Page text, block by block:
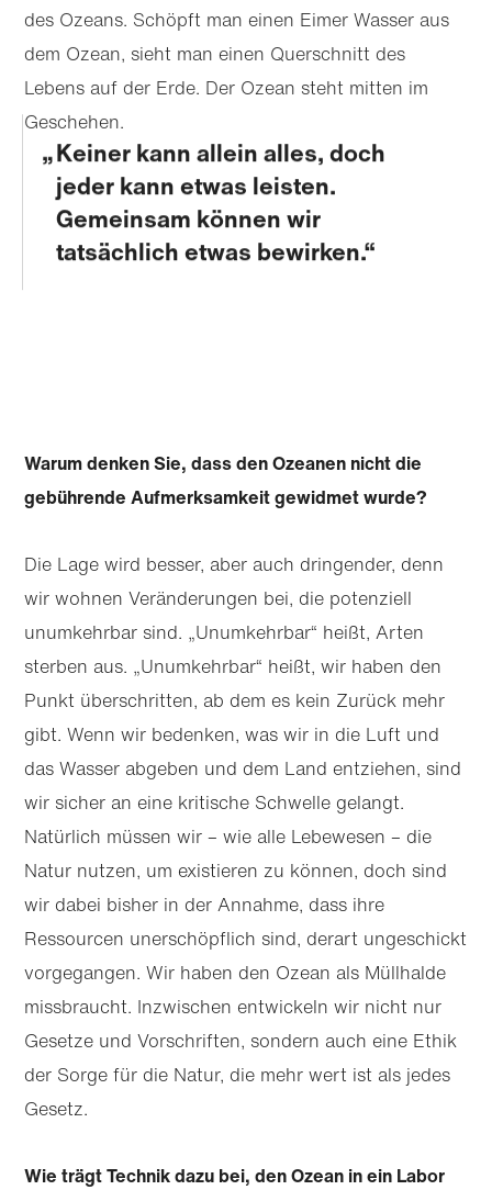
des Ozeans. Schöpft man einen Eimer Wasser aus
dem Ozean, sieht man einen Querschnitt des
Lebens auf der Erde. Der Ozean steht mitten im
Geschehen.
Keiner kann allein alles, doch
jeder kann etwas leisten.
Gemeinsam können wir
tatsächlich etwas bewirken.
Warum denken Sie, dass den Ozeanen nicht die
gebührende Aufmerksamkeit gewidmet wurde?
Die Lage wird besser, aber auch dringender, denn
wir wohnen Veränderungen bei, die potenziell
unumkehrbar sind. „Unumkehrbar“ heißt, Arten
sterben aus. „Unumkehrbar“ heißt, wir haben den
Punkt überschritten, ab dem es kein Zurück mehr
gibt. Wenn wir bedenken, was wir in die Luft und
das Wasser abgeben und dem Land entziehen, sind
wir sicher an eine kritische Schwelle gelangt.
Natürlich müssen wir – wie alle Lebewesen – die
Natur nutzen, um existieren zu können, doch sind
wir dabei bisher in der Annahme, dass ihre
Ressourcen unerschöpflich sind, derart ungeschickt
vorgegangen. Wir haben den Ozean als Müllhalde
missbraucht. Inzwischen entwickeln wir nicht nur
Gesetze und Vorschriften, sondern auch eine Ethik
der Sorge für die Natur, die mehr wert ist als jedes
Gesetz.
Wie trägt Technik dazu bei, den Ozean in ein Labor